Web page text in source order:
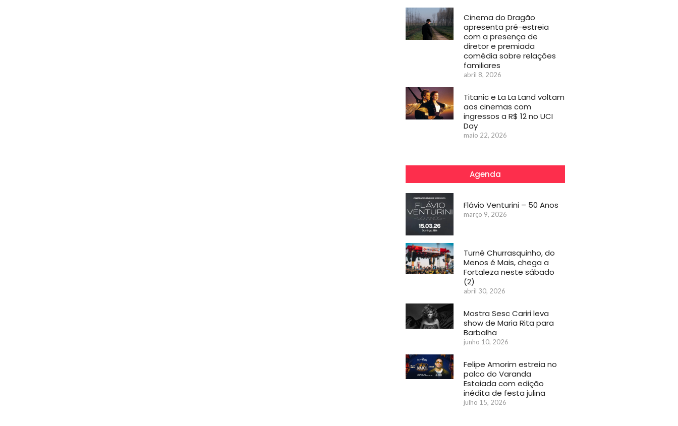
Cinema do Dragão
apresenta pré-estreia
com a presença de
diretor e premiada
comédia sobre relações
familiares
abril 8, 2026
Titanic e La La Land voltam
aos cinemas com
ingressos a R$ 12 no UCI
Day
maio 22, 2026
Agenda
Flávio Venturini – 50 Anos
março 9, 2026
Turnê Churrasquinho, do
Menos é Mais, chega a
Fortaleza neste sábado
(2)
abril 30, 2026
Mostra Sesc Cariri leva
show de Maria Rita para
Barbalha
junho 10, 2026
Felipe Amorim estreia no
palco do Varanda
Estaiada com edição
inédita de festa julina
julho 15, 2026